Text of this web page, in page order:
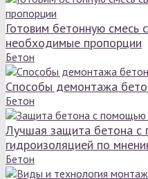
Готовим бетонную смесь
необходимые пропорции
Бетон
Способы демонтажа
Бетон
Лучшая защита бетона с
гидроизоляцией по
Бетон